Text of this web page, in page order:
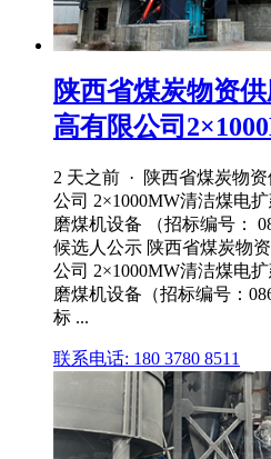
陕西省煤炭物资
高有限公司
2 天之前 · 陕西省煤炭物
公司 2×1000MW清洁煤电
磨煤机设备 （招标编号：
候选人公示 陕西省煤炭物
公司 2×1000MW清洁煤电
磨煤机设备（招标编号：
标 ...
联系电话: 180 3780 8511